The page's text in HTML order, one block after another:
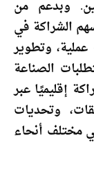
وبدعم من
الشراكة في
وتطوير
الصناعة
إقليميًا عبر
وتحديات
مختلف أنحاء